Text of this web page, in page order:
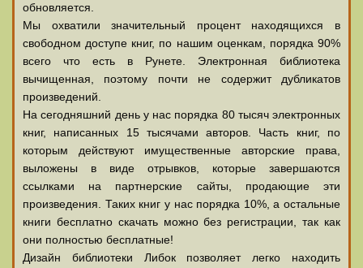
обновляется.
Мы охватили значительный процент находящихся в
свободном доступе книг, по нашим оценкам, порядка 90%
всего что есть в Рунете. Электронная библиотека
вычищенная, поэтому почти не содержит дубликатов
произведений.
На сегодняшний день у нас порядка 80 тысяч электронных
книг, написанных 15 тысячами авторов. Часть книг, по
которым действуют имущественные авторские права,
выложены в виде отрывков, которые завершаются
ссылками на партнерские сайты, продающие эти
произведения. Таких книг у нас порядка 10%, а остальные
книги бесплатно скачать можно без регистрации, так как
они полностью бесплатные!
Дизайн библиотеки Либок позволяет легко находить